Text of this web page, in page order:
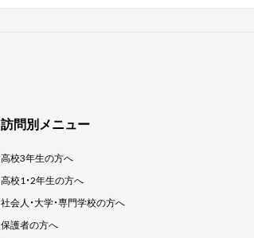
訪問別メニュー
高校3年生の方へ
高校1・2年生の方へ
社会人・大学・専門学校の方へ
保護者の方へ